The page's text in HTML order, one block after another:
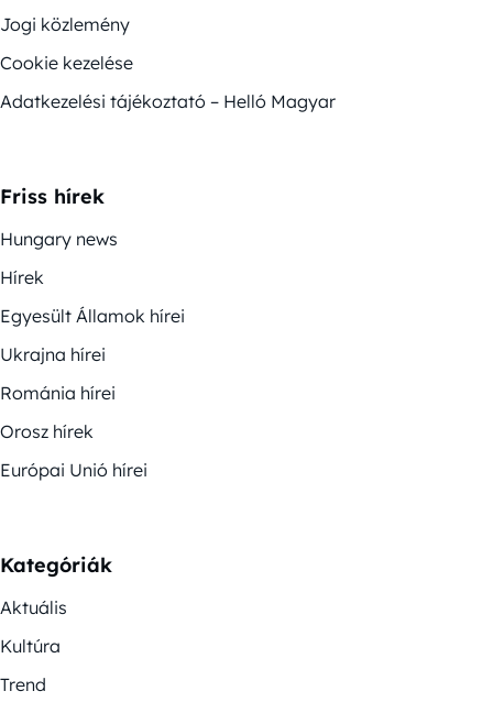
Jogi közlemény
Cookie kezelése
Adatkezelési tájékoztató – Helló Magyar
Friss hírek
Hungary news
Hírek
Egyesült Államok hírei
Ukrajna hírei
Románia hírei
Orosz hírek
Európai Unió hírei
Kategóriák
Aktuális
Kultúra
Trend